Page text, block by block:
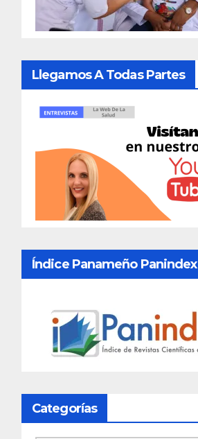
Llegamos A Todas Partes
Índice Panameño Panindex
Categorías